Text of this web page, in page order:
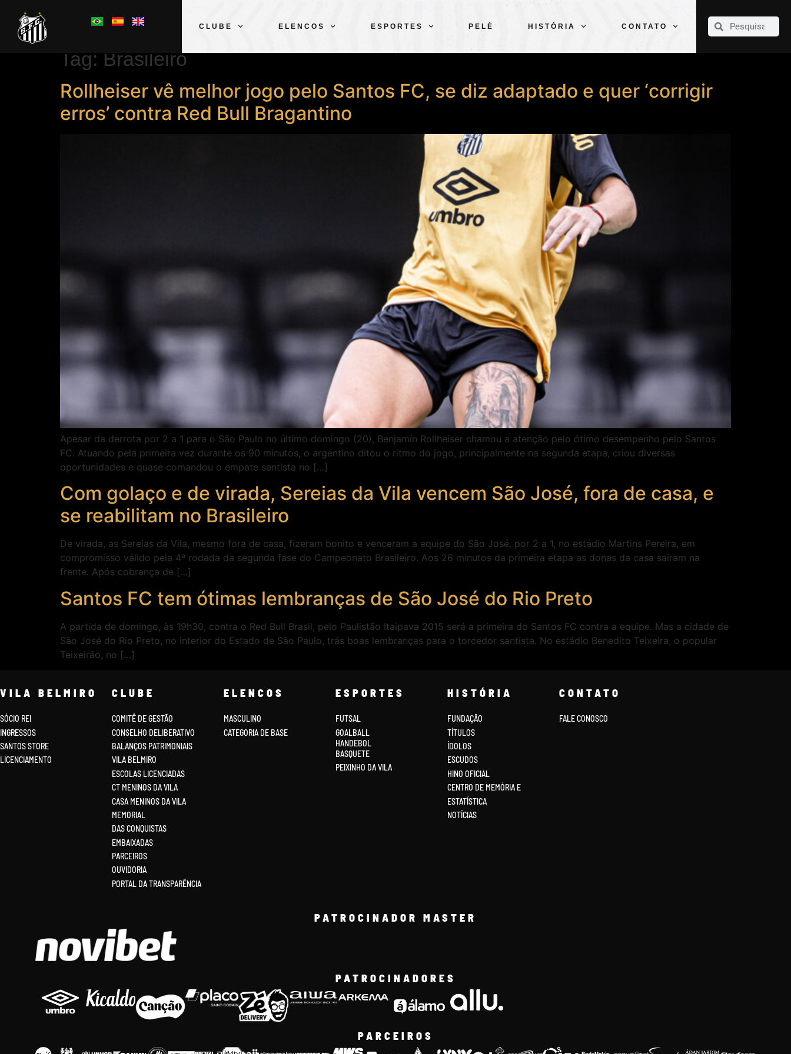
CLUBE ELENCOS ESPORTES PELÉ HISTÓRIA CONTATO
CLUBE
Tag: Brasileiro
Rollheiser vê melhor jogo pelo Santos FC, se diz adaptado e quer ‘corrigir
erros’ contra Red Bull Bragantino
Apesar da derrota por 2 a 1 para o São Paulo no último domingo (20), Benjamín Rollheiser chamou a atenção pelo ótimo desempenho pelo Santos
FC. Atuando pela primeira vez durante os 90 minutos, o argentino ditou o ritmo do jogo, principalmente na segunda etapa, criou diversas
oportunidades e quase comandou o empate santista no […]
Com golaço e de virada, Sereias da Vila vencem São José, fora de casa, e
se reabilitam no Brasileiro
De virada, as Sereias da Vila, mesmo fora de casa, fizeram bonito e venceram a equipe do São José, por 2 a 1, no estádio Martins Pereira, em
compromisso válido pela 4ª rodada da segunda fase do Campeonato Brasileiro. Aos 26 minutos da primeira etapa as donas da casa saíram na
frente. Após cobrança de […]
Santos FC tem ótimas lembranças de São José do Rio Preto
A partida de domingo, às 19h30, contra o Red Bull Brasil, pelo Paulistão Itaipava 2015 será a primeira do Santos FC contra a equipe. Mas a cidade de
São José do Rio Preto, no interior do Estado de São Paulo, trás boas lembranças para o torcedor santista. No estádio Benedito Teixeira, o popular
Teixeirão, no […]
VILA BELMIRO
SÓCIO REI
INGRESSOS
SANTOS STORE
LICENCIAMENTO
CLUBE
COMITÊ DE GESTÃO
CONSELHO DELIBERATIVO
BALANÇOS PATRIMONIAIS
VILA BELMIRO
ESCOLAS LICENCIADAS
CT MENINOS DA VILA
CASA MENINOS DA VILA
MEMORIAL
DAS CONQUISTAS
EMBAIXADAS
PARCEIROS
OUVIDORIA
PORTAL DA TRANSPARÊNCIA
ELENCOS
MASCULINO
CATEGORIA DE BASE
ESPORTES
FUTSAL
GOALBALL
HANDEBOL
BASQUETE
PEIXINHO DA VILA
HISTÓRIA
FUNDAÇÃO
TÍTULOS
ÍDOLOS
ESCUDOS
HINO OFICIAL
CENTRO DE MEMÓRIA E
ESTATÍSTICA
NOTÍCIAS
CONTATO
FALE CONOSCO
PATROCINADOR MASTER
PATROCINADORES
PARCEIROS